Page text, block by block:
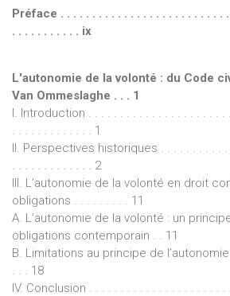
Préface . . . . . . . . . . . . . . . . . . . . . . . . . .
. . . . . . . . . . . ix
L'autonomie de la volonté : du Code
Van Ommeslaghe . . . 1
I. Introduction . . . . . . . . . . . . . . . . . . . . . .
. . . . . . . . . . . . . 1
II. Perspectives historiques . . . . . . . . . . .
. . . . . . . . . . . . . 2
III. L’autonomie de la volonté en droit
obligations . . . . . . . . . 11
A. L’autonomie de la volonté : un
obligations contemporain . . 11
B. Limitations au principe de
. . . 18
IV. Conclusion . . . . . . . . . . . . . . . . . . . . .